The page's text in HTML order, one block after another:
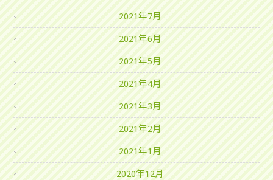
2021年7月
2021年6月
2021年5月
2021年4月
2021年3月
2021年2月
2021年1月
2020年12月